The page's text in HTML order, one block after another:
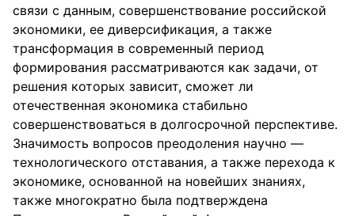
связи с данным, совершенствование российской
экономики, ее диверсификация, а также
трансформация в современный период
формирования рассматриваются как задачи, от
решения которых зависит, сможет ли
отечественная экономика стабильно
совершенствоваться в долгосрочной перспективе.
Значимость вопросов преодоления научно —
технологического отставания, а также перехода к
экономике, основанной на новейших знаниях,
также многократно была подтверждена